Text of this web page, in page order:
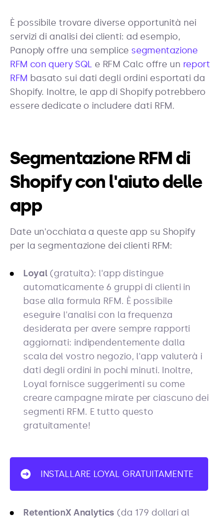
È possibile trovare diverse opportunità nei
servizi di analisi dei clienti: ad esempio,
Panoply offre una semplice segmentazione
RFM con query SQL e RFM Calc offre un report
RFM basato sui dati degli ordini esportati da
Shopify. Inoltre, le app di Shopify potrebbero
essere dedicate o includere dati RFM.
Segmentazione RFM di
Shopify con l'aiuto delle
app
Date un'occhiata a queste app su Shopify
per la segmentazione dei clienti RFM:
Loyal (gratuita): l'app distingue
automaticamente 6 gruppi di clienti in
base alla formula RFM. È possibile
eseguire l'analisi con la frequenza
desiderata per avere sempre rapporti
aggiornati: indipendentemente dalla
scala del vostro negozio, l'app valuterà i
dati degli ordini in pochi minuti. Inoltre,
Loyal fornisce suggerimenti su come
creare campagne mirate per ciascuno dei
segmenti RFM. E tutto questo
gratuitamente!
INSTALLARE LOYAL GRATUITAMENTE
RetentionX Analytics (da 179 dollari al